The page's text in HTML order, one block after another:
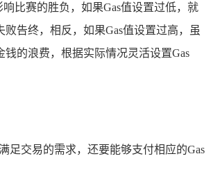
比赛的胜负，如果Gas值设置过低，就
告终，相反，如果Gas值设置过高，虽
的浪费，根据实际情况灵活设置Gas
足交易的需求，还要能够支付相应的Gas